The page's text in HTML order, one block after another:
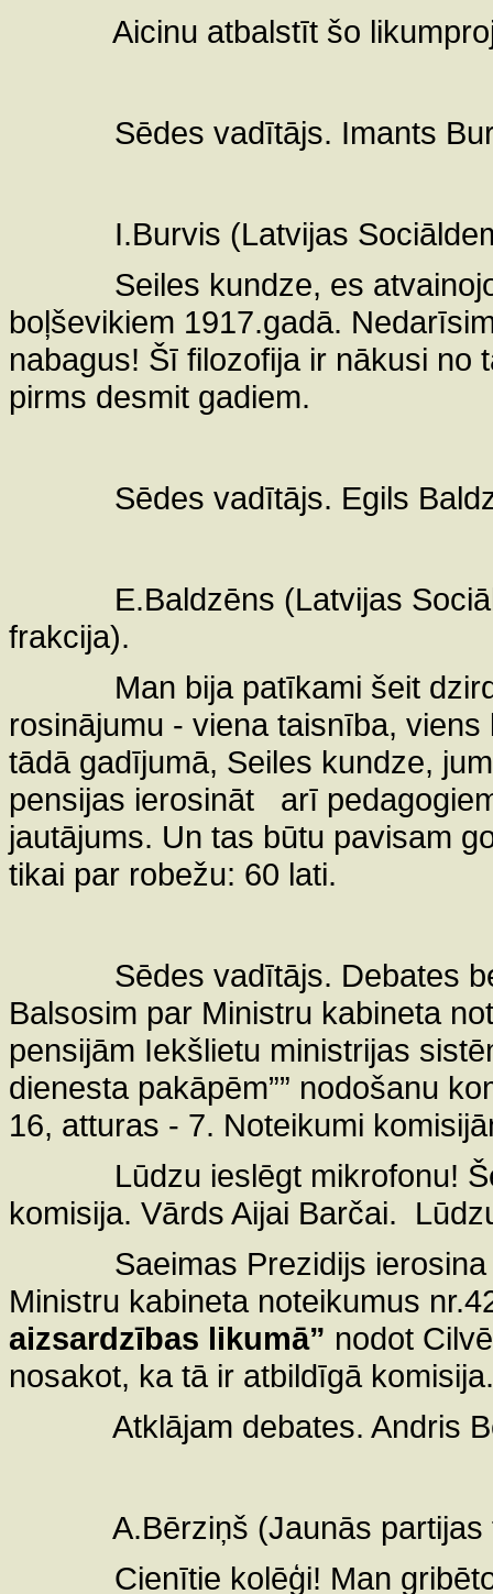
Aicinu atbalstīt šo
Sēdes vadītājs. Imants
I.Burvis (Latvijas
Seiles kundze, es
boļševikiem 1917.gadā.
nabagus! Šī filozofija ir nākusi no
pirms desmit gadiem.
Sēdes vadītājs. Egils
E.Baldzēns (Latvijas
frakcija).
Man bija patīkami šeit
rosinājumu - viena taisnība,
tādā gadījumā, Seiles kundze,
pensijas ierosināt
arī
jautājums. Un tas būtu pavisam
tikai par robežu: 60 lati.
Sēdes vadītājs. Debates
Balsosim par Ministru kabineta
pensijām Iekšlietu ministrijas
dienesta pakāpēm”” nodošanu
16, atturas - 7. Noteikumi
Lūdzu ieslēgt mikrofonu!
komisija. Vārds Aijai Barčai.
Saeimas Prezidijs
Ministru kabineta noteikumus
aizsardzības likumā” nodot
nosakot, ka tā ir atbildīgā komisija.
Atklājam debates. Andris
A.Bērziņš (Jaunās partijas
Cienītie kolēģi! Man